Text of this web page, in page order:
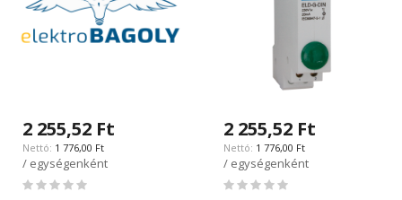
2 255,52 Ft
1 776,00 Ft
/ egységenként
Rating:
2 255,52 Ft
1 776,00 Ft
/ egységenként
Rating: